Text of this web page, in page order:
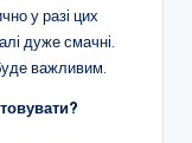
у разі цих
дуже смачні.
важливим.